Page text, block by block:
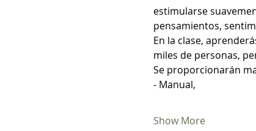
estimularse
pensamientos,
En la clase,
miles de personas,
Se proporcionarán
- Manual,
Show More